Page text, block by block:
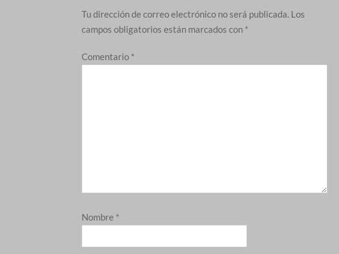
Tu dirección de correo electrónico no será publicada. Los
campos obligatorios están marcados con *
Comentario *
Nombre *